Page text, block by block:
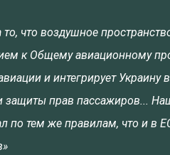
то, что воздушное
к Общему авиационному
и интегрирует
защиты прав пассажиров...
по тем же правилам, что и в